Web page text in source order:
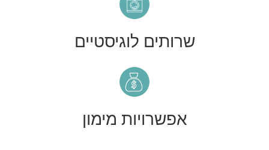
שרותים לוגיסטיים
אפשרויות מימון